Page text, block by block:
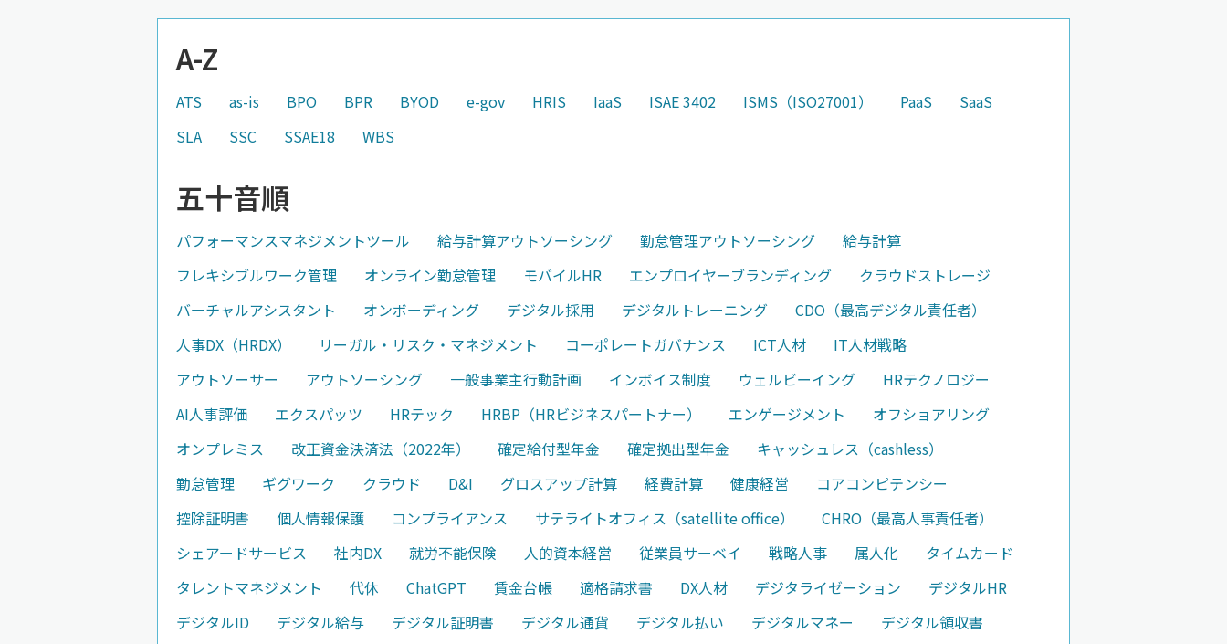
A-Z
ATS as-is BPO BPR BYOD e-gov HRIS IaaS ISAE 3402 ISMS（ISO27001） PaaS
SaaS
SLA
SSC SSAE18 WBS
五十音順
パフォーマンスマネジメントツール 給与計算アウトソーシング 勤怠管理アウトソーシング
給与計算
フレキシブルワーク管理
オンライン勤怠管理 モバイルHR エンプロイヤーブランディング
クラウドストレージ
バーチャルアシスタント
オンボーディング デジタル採用 デジタルトレーニング
CDO（最高デジタル責任者）
人事DX（HRDX）
リーガル・リスク・マネジメント コーポレートガバナンス ICT人材
IT人材戦略
アウトソーサー
アウトソーシング 一般事業主行動計画 インボイス制度 ウェルビーイング
HRテクノロジー
AI人事評価
エクスパッツ HRテック HRBP（HRビジネスパートナー） エンゲージメント
オフショアリング
オンプレミス
改正資金決済法（2022年） 確定給付型年金 確定拠出型年金
キャッシュレス（cashless）
勤怠管理
ギグワーク クラウド D&I グロスアップ計算 経費計算 健康経営
コアコンピテンシー
控除証明書
個人情報保護 コンプライアンス サテライトオフィス（satellite office）
CHRO（最高人事責任者）
シェアードサービス
社内DX 就労不能保険 人的資本経営 従業員サーベイ 戦略人事 属人化
タイムカード
タレントマネジメント
代休 ChatGPT 賃金台帳 適格請求書 DX人材 デジタライゼーション
デジタルHR
デジタルID
デジタル給与 デジタル証明書 デジタル通貨 デジタル払い デジタルマネー
デジタル領収書